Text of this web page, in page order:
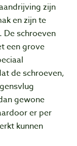
zijn
en zijn te
schroeven
een grove
de schroeven,
gewone
er per
kunnen